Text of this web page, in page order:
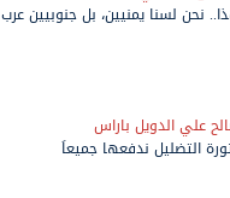
نحن لسنا يمنيين، بل جنوبيين عرب
علي الدويل باراس
التضليل ندفعها جميعاً